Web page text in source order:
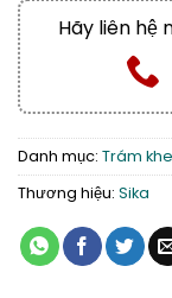
Hãy liên hệ
Danh mục: Trám
Thương hiệu: Sika